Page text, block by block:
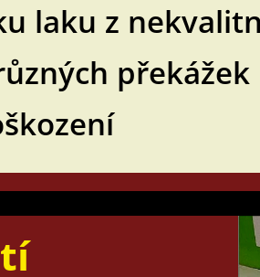
laku z
překážek